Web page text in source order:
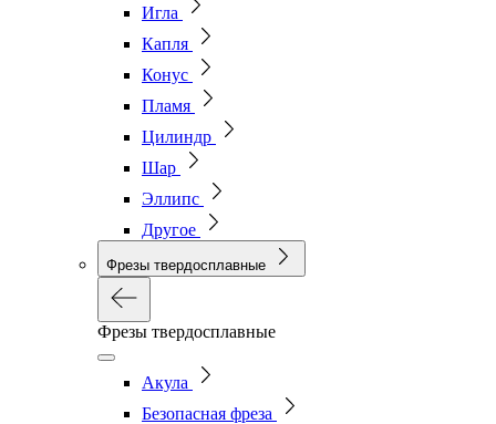
Игла
Капля
Конус
Пламя
Цилиндр
Шар
Эллипс
Другое
Фрезы твердосплавные
Фрезы твердосплавные
Акула
Безопасная фреза